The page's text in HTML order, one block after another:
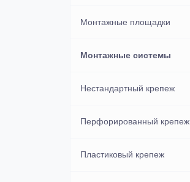
Нержавеющие
Потайные под молоток
Монтажные площадки
Монтажные системы
Нестандартный крепеж
Перфорированный крепеж
Пластиковый крепеж